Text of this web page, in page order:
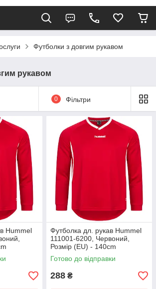
Футболки з довгим рукавом
рукавом
0 Фільтри
Hummel
Футболка дл. рукав Hummel
111001-6200, Червоний,
Розмір (EU) - 140cm
Готово до відправки
288 ₴